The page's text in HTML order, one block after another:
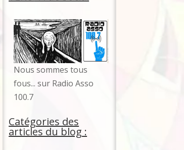
Nous sommes tous
fous... sur Radio Asso
100.7
Catégories des
articles du blog :